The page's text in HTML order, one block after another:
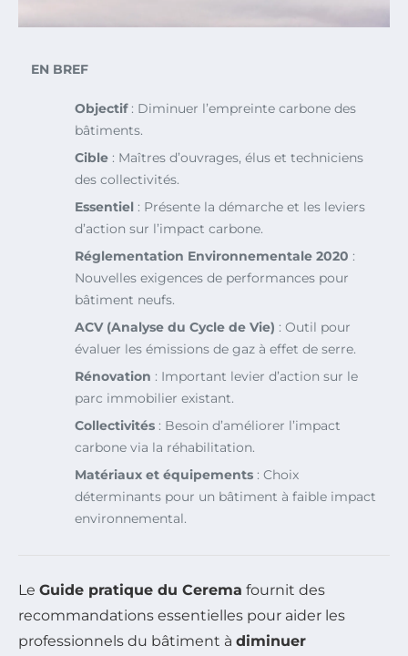
EN BREF
Objectif: Diminuer l’empreinte carbone des
bâtiments.
Cible : Maîtres d’ouvrages, élus et techniciens
des collectivités.
Essentiel : Présente la démarche et les leviers
d’action sur l’impact carbone.
Réglementation Environnementale 2020 :
Nouvelles exigences de performances pour
bâtiment neufs.
ACV (Analyse du Cycle de Vie) : Outil pour
évaluer les émissions de gaz à effet de serre.
Rénovation : Important levier d’action sur le
parc immobilier existant.
Collectivités : Besoin d’améliorer l’impact
carbone via la réhabilitation.
Matériaux et équipements : Choix
déterminants pour un bâtiment à faible impact
environnemental.
Le Guide pratique du Cerema fournit des
recommandations essentielles pour aider les
professionnels du bâtiment à diminuer